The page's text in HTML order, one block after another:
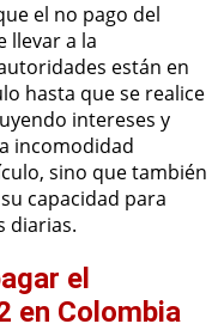
el no pago del
llevar a la
están en
hasta que se realice
intereses y
incomodidad
sino que también
capacidad para
diarias.
el
en Colombia